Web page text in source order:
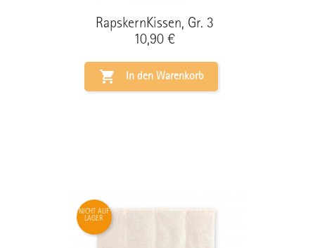
RapskernKissen, Gr. 3
Preis
10,90 €
 In den Warenkorb
NICHT AUF
LAGER